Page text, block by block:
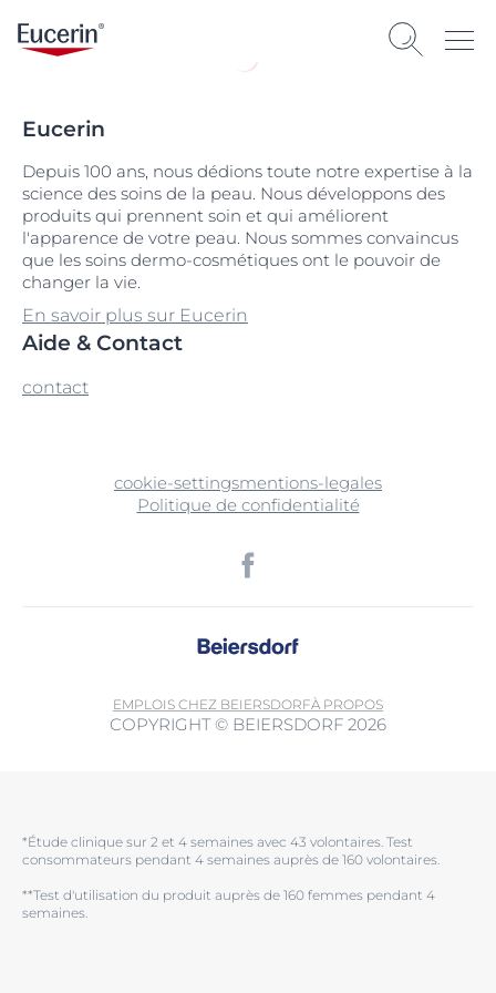
Eucerin
Depuis 100 ans, nous dédions toute notre expertise à la
science des soins de la peau. Nous développons des
produits qui prennent soin et qui améliorent
l'apparence de votre peau. Nous sommes convaincus
que les soins dermo-cosmétiques ont le pouvoir de
changer la vie.
En savoir plus sur Eucerin
Aide & Contact
contact
cookie-settingsmentions-legales
Politique de confidentialité
EMPLOIS CHEZ BEIERSDORFÀ PROPOS
COPYRIGHT © BEIERSDORF 2026
*Étude clinique sur 2 et 4 semaines avec 43 volontaires. Test
consommateurs pendant 4 semaines auprès de 160 volontaires.
**Test d'utilisation du produit auprès de 160 femmes pendant 4
semaines.